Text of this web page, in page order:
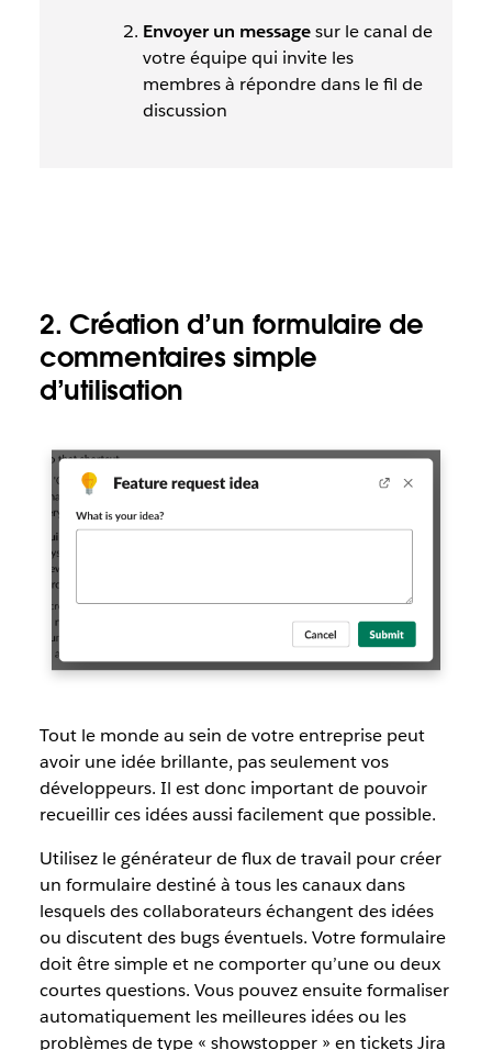
Envoyer un messagesur le canal de
votre équipe qui invite les
membres à répondre dans le fil de
discussion
2. Création d’un formulaire de
commentaires simple
d’utilisation
Tout le monde au sein de votre entreprise peut
avoir une idée brillante, pas seulement vos
développeurs. Il est donc important de pouvoir
recueillir ces idées aussi facilement que possible.
Utilisez le générateur de flux de travail pour créer
un formulaire destiné à tous les canaux dans
lesquels des collaborateurs échangent des idées
ou discutent des bugs éventuels. Votre formulaire
doit être simple et ne comporter qu’une ou deux
courtes questions. Vous pouvez ensuite formaliser
automatiquement les meilleures idées ou les
problèmes de type « showstopper » en tickets Jira